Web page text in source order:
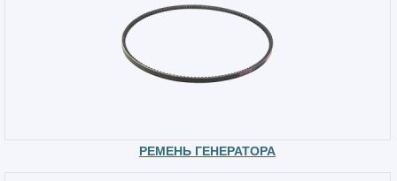
РЕМЕНЬ ГЕНЕРАТОРА